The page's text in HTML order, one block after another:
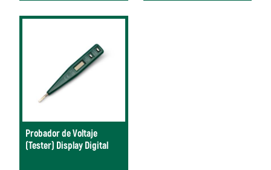
Probador de Voltaje
(Tester) Display Digital